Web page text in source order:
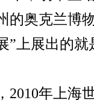
的奥克兰博
”上展出的
年上海世